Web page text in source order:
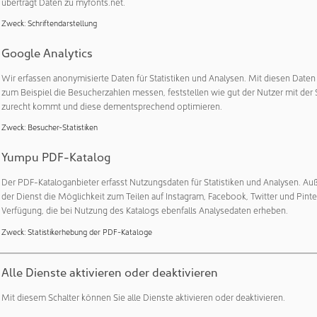
untersucht werden. Um die Technologie individuell
auch vordesignte Chips für Messungen zur Verfügung
der Gruppe Gas Sensors and Systems.
des Fraunhofer IPMS
gefertigten Chip-Substrate bieten hochgenaue
eine vielversprechende Grundlage für die
Rahmen von FuE-Fragestellungen und Qualifizierung
die Verwendung kundenspezifischer Designs.
und -längen, können auf einem Chip aufgebracht
die idealen Parameter genutzt werden können.
regulär im Reinraum auf Siliziumwafern mit thermischem
Oxide wie Hafniumdioxid (HfO2) als Dielektrikum zur
die sensitiven Materialien die Leistungsfähigkeit des
Prozessentwickler können Halbleiterschichten aus einer
physikalischen (PVD) Gasphasenabscheideverfahren auf
elektrische Charakterisierung ermöglicht die Aufnahme
Zweck: Schriftendarstellung
Google Analytics
Wir erfassen anonymisierte Daten für Statistiken und Analysen. Mit diesen
zum Beispiel die Besucherzahlen messen, feststellen wie gut der Nutzer mit der
zurecht kommt und diese dementsprechend optimieren.
Zweck: Besucher-Statistiken
Yumpu PDF-Katalog
Der PDF-Kataloganbieter erfasst Nutzungsdaten für Statistiken und Analysen.
der Dienst die Möglichkeit zum Teilen auf Instagram, Facebook, Twitter und
Verfügung, die bei Nutzung des Katalogs ebenfalls Analysedaten erheben.
Zweck: Statistikerhebung der PDF-Kataloge
Alle Dienste aktivieren oder deaktivieren
Mit diesem Schalter können Sie alle Dienste aktivieren oder deaktivieren.